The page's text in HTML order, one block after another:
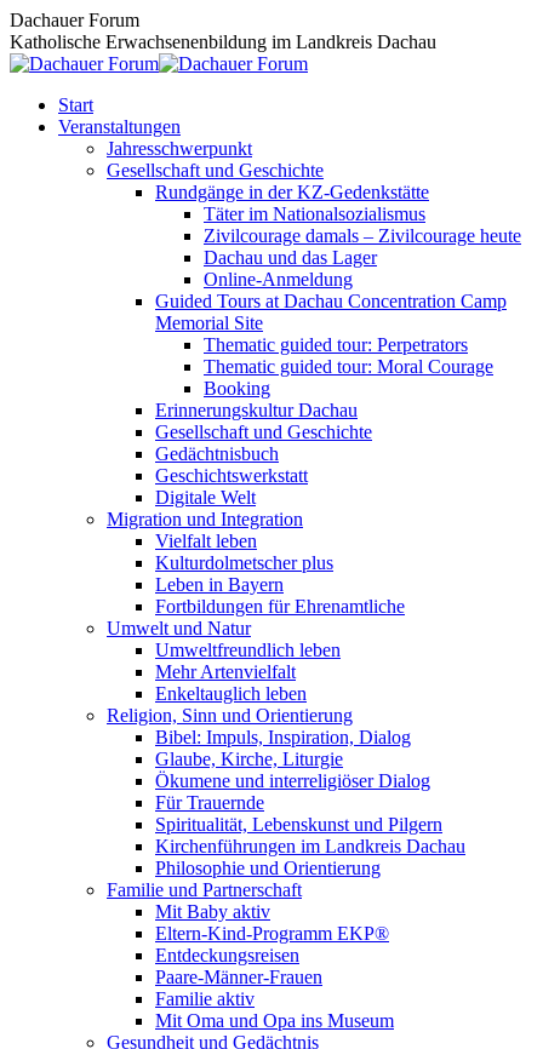
Zum
Inhalt
springen
Dachauer Forum
Katholische Erwachsenenbildung im Landkreis Dachau
Start
Veranstaltungen
Jahresschwerpunkt
Gesellschaft und Geschichte
Rundgänge in der KZ-Gedenkstätte
Täter im Nationalsozialismus
Zivilcourage damals – Zivilcourage heute
Dachau und das Lager
Online-Anmeldung
Guided Tours at Dachau Concentration Camp
Memorial Site
Thematic guided tour: Perpetrators
Thematic guided tour: Moral Courage
Booking
Erinnerungskultur Dachau
Gesellschaft und Geschichte
Gedächtnisbuch
Geschichtswerkstatt
Digitale Welt
Migration und Integration
Vielfalt leben
Kulturdolmetscher plus
Leben in Bayern
Fortbildungen für Ehrenamtliche
Umwelt und Natur
Umweltfreundlich leben
Mehr Artenvielfalt
Enkeltauglich leben
Religion, Sinn und Orientierung
Bibel: Impuls, Inspiration, Dialog
Glaube, Kirche, Liturgie
Ökumene und interreligiöser Dialog
Für Trauernde
Spiritualität, Lebenskunst und Pilgern
Kirchenführungen im Landkreis Dachau
Philosophie und Orientierung
Familie und Partnerschaft
Mit Baby aktiv
Eltern-Kind-Programm EKP®
Entdeckungsreisen
Paare-Männer-Frauen
Familie aktiv
Mit Oma und Opa ins Museum
Gesundheit und Gedächtnis